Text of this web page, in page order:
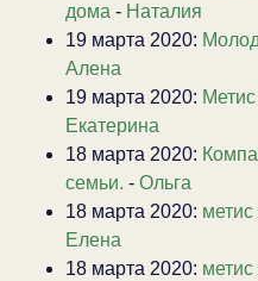
дома - Наталия
19 марта 2020:
Алена
19 марта 2020:
Екатерина
18 марта 2020:
семьи. - Ольга
18 марта 2020:
Елена
18 марта 2020: